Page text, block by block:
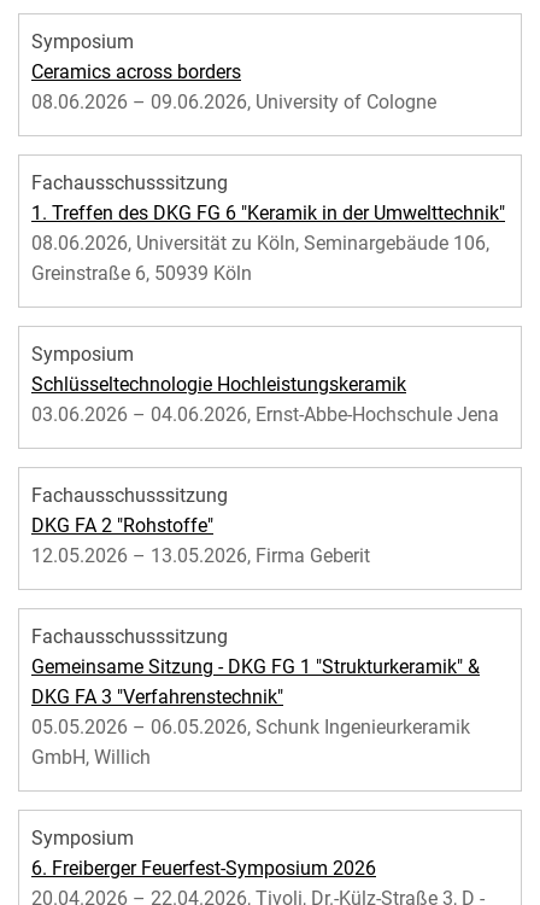
Symposium
Ceramics across borders
08.06.2026 – 09.06.2026, University of Cologne
Fachausschusssitzung
1. Treffen des DKG FG 6 "Keramik in der Umwelttechnik"
08.06.2026, Universität zu Köln, Seminargebäude 106,
Greinstraße 6, 50939 Köln
Symposium
Schlüsseltechnologie Hochleistungskeramik
03.06.2026 – 04.06.2026, Ernst-Abbe-Hochschule Jena
Fachausschusssitzung
DKG FA 2 "Rohstoffe"
12.05.2026 – 13.05.2026, Firma Geberit
Fachausschusssitzung
Gemeinsame Sitzung - DKG FG 1 "Strukturkeramik" &
DKG FA 3 "Verfahrenstechnik"
05.05.2026 – 06.05.2026, Schunk Ingenieurkeramik
GmbH, Willich
Symposium
6. Freiberger Feuerfest-Symposium 2026
20.04.2026 – 22.04.2026, Tivoli, Dr.-Külz-Straße 3, D -